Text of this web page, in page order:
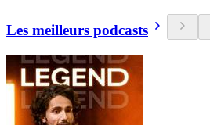
Les meilleurs podcasts